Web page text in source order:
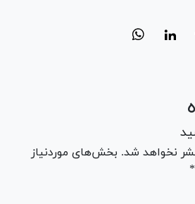
نخواهد شد. بخش‌های موردنیاز